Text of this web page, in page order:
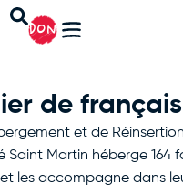
DON
de français
et de
Saint Martin héberge 164
les accompagne dans